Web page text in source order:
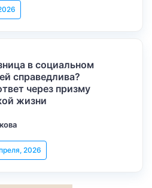
в социальном
справедлива?
через призму
жизни
2026